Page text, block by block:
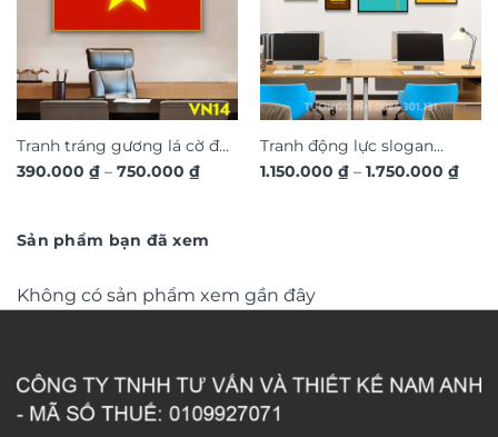
Tranh tráng gương lá cờ đỏ
sao vàng Việt Nam VN14
390.000 ₫ – 750.000 ₫Khoảng
750.000 ₫
Tranh động lực slogan
truyền cảm hứng trang trí
1.150.000 ₫ – 1.750.000 ₫
Sản phẩm bạn đã xem
Không có sản phẩm xem gần đây